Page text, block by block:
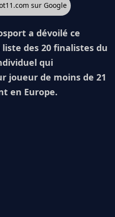
sur Google
a dévoilé ce
des 20 finalistes du
qui
joueur de moins de 21
en Europe.